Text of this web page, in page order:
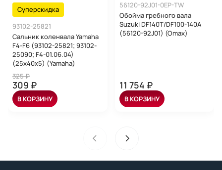
Суперскидка
93102-25821
Сальник коленвала Yamaha
F4-F6 (93102-25821; 93102-
25090; F4-01.06.04)
(25x40x5) (Yamaha)
325 ₽
309 ₽
В КОРЗИНУ
56120-92J01-0EP-TW
Обойма гребного вала
Suzuki DF140T/DF100-140A
(56120-92J01) (Omax)
11 754 ₽
В КОРЗИНУ